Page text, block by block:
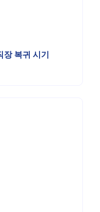
복귀 시기